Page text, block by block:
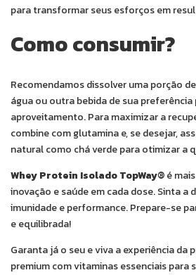
para transformar seus esforços em
Como consumir?
Recomendamos dissolver uma porção
água ou outra bebida de sua
aproveitamento. Para maximizar a
combine com glutamina e, se desejar,
natural como chá verde para otimizar a
Whey Protein Isolado TopWay®é
inovação e saúde em cada dose. Sinta a
imunidade e performance. Prepare-se
e equilibrada!
Garanta já o seu e viva a experiência da
premium com vitaminas essenciais para